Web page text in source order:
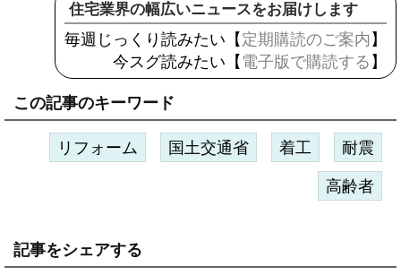
住宅業界の幅広いニュースをお届けします
毎週じっくり読みたい【 定期購読のご案内 】
今スグ読みたい【 電子版で購読する 】
この記事のキーワード
リフォーム 国土交通省 着工 耐震
高齢者
記事をシェアする